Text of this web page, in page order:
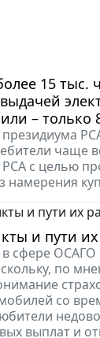
15 тыс.
– только
чаще
с целью
намерения
и пути
сфере ОСАГО
по
со
выплат и